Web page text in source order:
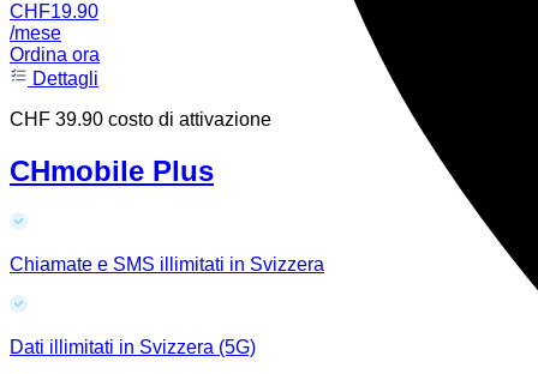
CHF19.90
/mese
Ordina ora
Dettagli
CHF 39.90 costo di attivazione
CHmobile Plus
Chiamate e SMS illimitati in Svizzera
Dati illimitati in Svizzera (5G)